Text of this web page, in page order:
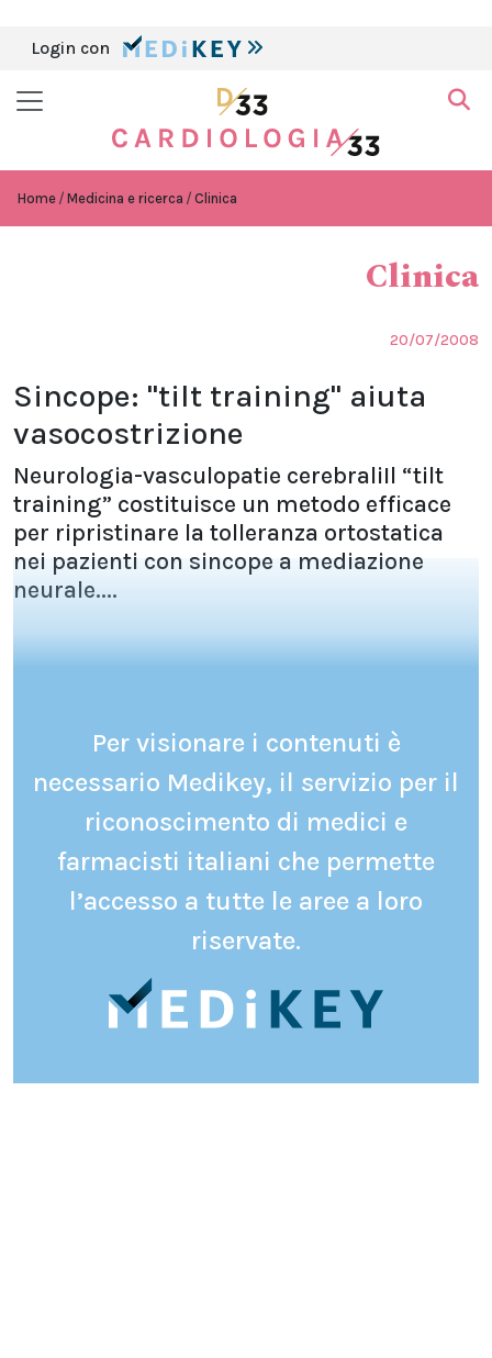
Login con
Home Medicina e ricerca Clinica
Clinica
20/07/2008
Sincope: "tilt training" aiuta
vasocostrizione
Neurologia-vasculopatie cerebraliIl “tilt
training” costituisce un metodo efficace
per ripristinare la tolleranza ortostatica
nei pazienti con sincope a mediazione
neurale....
Per visionare i contenuti è
necessario Medikey, il servizio per il
riconoscimento di medici e
farmacisti italiani che permette
l’accesso a tutte le aree a loro
riservate.